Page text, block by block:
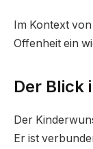
Im Kontext von
Offenheit ein
Der Blick
Der
Er ist